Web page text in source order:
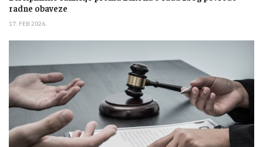
radne obaveze
17. FEB 2026.